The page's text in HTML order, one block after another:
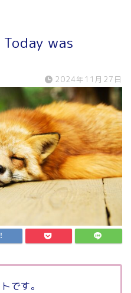
was
2024年11月27日
です。